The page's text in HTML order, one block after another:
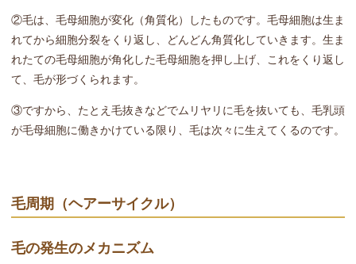
②毛は、毛母細胞が変化（角質化）したものです。毛母細胞は生ま
れてから細胞分裂をくり返し、どんどん角質化していきます。生ま
れたての毛母細胞が角化した毛母細胞を押し上げ、これをくり返し
て、毛が形づくられます。
③ですから、たとえ毛抜きなどでムリヤリに毛を抜いても、毛乳頭
が毛母細胞に働きかけている限り、毛は次々に生えてくるのです。
毛周期（ヘアーサイクル）
毛の発生のメカニズム